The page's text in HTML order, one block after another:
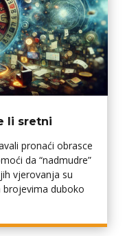
li sretni
pronaći obrasce
da “nadmudre”
vjerovanja su
brojevima duboko